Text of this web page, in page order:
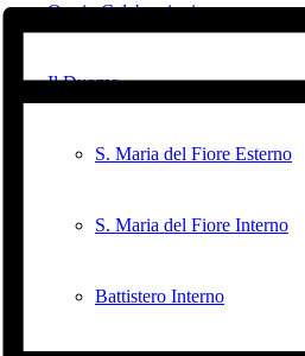
Orario Celebrazioni
Il Duomo
S. Maria del Fiore Esterno
S. Maria del Fiore Interno
Battistero Interno